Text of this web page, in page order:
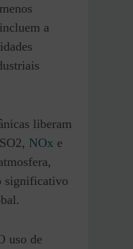
a
liberam
NOx e
significativo
uso de